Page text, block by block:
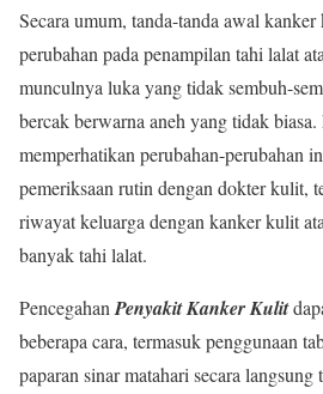
Secara umum, tanda-tanda awal
perubahan pada penampilan tahi lalat
munculnya luka yang tidak sembuh-
bercak berwarna aneh yang tidak
memperhatikan perubahan-perubahan
pemeriksaan rutin dengan dokter kulit,
riwayat keluarga dengan kanker kulit
banyak tahi lalat.
Pencegahan Penyakit Kanker Kulit
beberapa cara, termasuk penggunaan
paparan sinar matahari secara